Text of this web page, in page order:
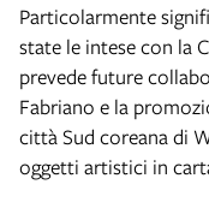
Particolarmente
state le intese con la
prevede future
Fabriano e la
città Sud coreana di
oggetti artistici in